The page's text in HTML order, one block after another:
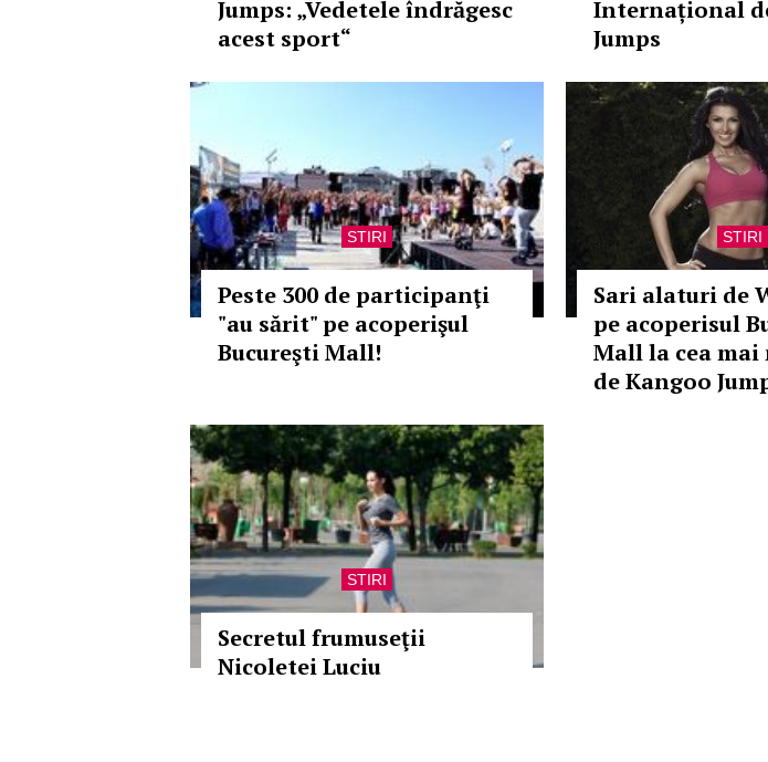
Jumps: „Vedetele îndrăgesc
acest sport“
Internațional
Jumps
STIRI
Peste 300 de participanţi
"au sărit" pe acoperişul
Bucureşti Mall!
STIRI
Sari alaturi de
pe acoperisul
Mall la cea mai
de Kangoo
STIRI
Secretul frumuseţii
Nicoletei Luciu